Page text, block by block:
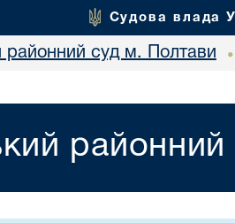
Судова влада
районний суд м. Полтави •